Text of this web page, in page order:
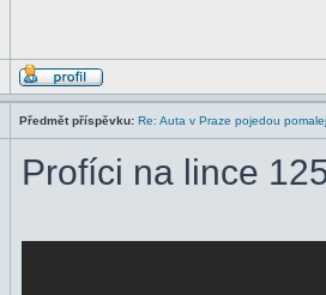
Předmět příspěvku: Re: Auta v Praze pojedou
Profíci na lince